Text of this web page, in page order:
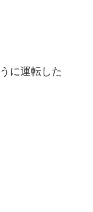
に運転した